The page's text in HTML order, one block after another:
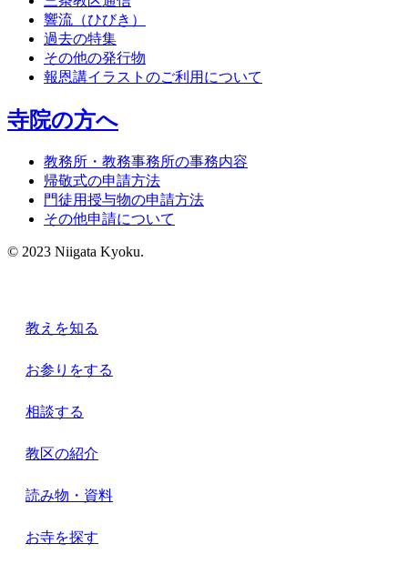
響流（ひびき）
過去の特集
その他の発行物
報恩講イラストのご利用について
寺院の方へ
教務所・教務事務所の事務内容
帰敬式の申請方法
門徒用授与物の申請方法
その他申請について
© 2023 Niigata Kyoku.
教えを知る
お参りをする
相談する
教区の紹介
読み物・資料
お寺を探す